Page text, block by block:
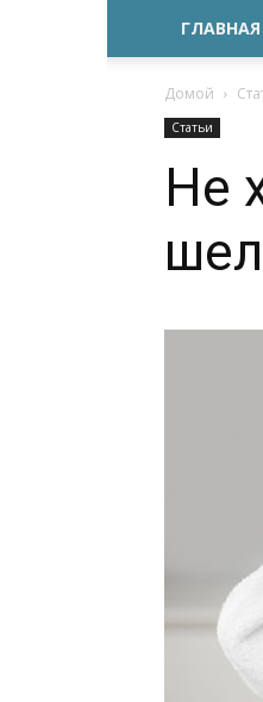
ГЛАВНАЯ
Домой
Статьи
Не